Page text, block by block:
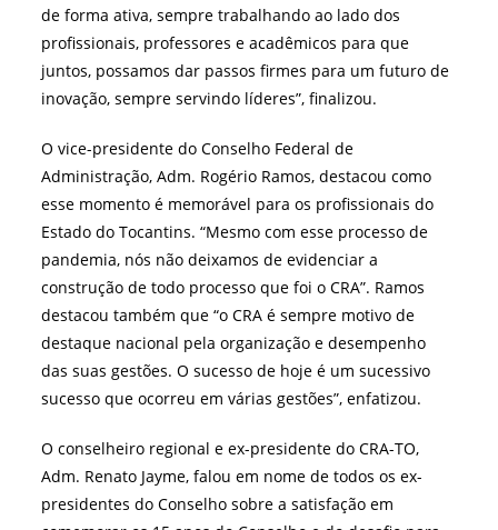
de forma ativa, sempre trabalhando ao lado dos
profissionais, professores e acadêmicos para que
juntos, possamos dar passos firmes para um futuro de
inovação, sempre servindo líderes”, finalizou.
O vice-presidente do Conselho Federal de
Administração, Adm. Rogério Ramos, destacou como
esse momento é memorável para os profissionais do
Estado do Tocantins. “Mesmo com esse processo de
pandemia, nós não deixamos de evidenciar a
construção de todo processo que foi o CRA”. Ramos
destacou também que “o CRA é sempre motivo de
destaque nacional pela organização e desempenho
das suas gestões. O sucesso de hoje é um sucessivo
sucesso que ocorreu em várias gestões”, enfatizou.
O conselheiro regional e ex-presidente do CRA-TO,
Adm. Renato Jayme, falou em nome de todos os ex-
presidentes do Conselho sobre a satisfação em